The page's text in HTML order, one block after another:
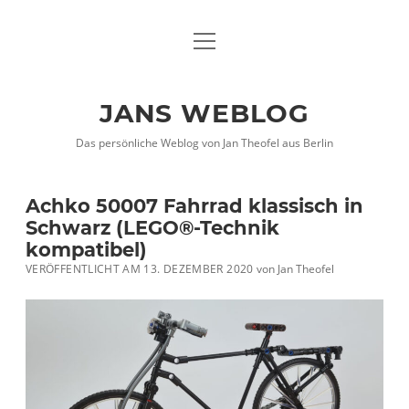
DATENSCHUTZHINWEISE
twitterfacebook
xing
Menü
JANS WEBLOG
Das persönliche Weblog von Jan Theofel aus Berlin
Achko 50007 Fahrrad klassisch in
Schwarz (LEGO®-Technik
kompatibel)
VERÖFFENTLICHT AM 13. DEZEMBER 2020 vonJan Theofel